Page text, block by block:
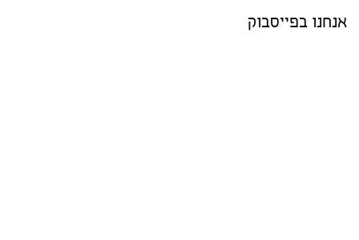
אנחנו בפייסבוק